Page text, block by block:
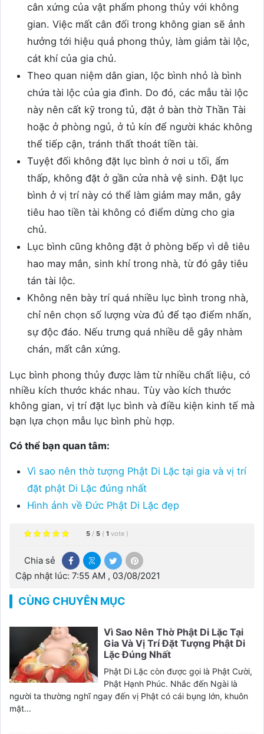
cân xứng của vật phẩm phong thủy với không
gian. Việc mất cân đối trong không gian sẽ ảnh
hưởng tới hiệu quả phong thủy, làm giảm tài lộc,
cát khí của gia chủ.
Theo quan niệm dân gian, lộc bình nhỏ là bình
chứa tài lộc của gia đình. Do đó, các mẫu tài lộc
này nên cất kỹ trong tủ, đặt ở bàn thờ Thần Tài
hoặc ở phòng ngủ, ở tủ kín để người khác không
thể tiếp cận, tránh thất thoát tiền tài.
Tuyệt đối không đặt lục bình ở nơi u tối, ẩm
thấp, không đặt ở gần cửa nhà vệ sinh. Đặt lục
bình ở vị trí này có thể làm giảm may mắn, gây
tiêu hao tiền tài không có điểm dừng cho gia
chủ.
Lục bình cũng không đặt ở phòng bếp vì dễ tiêu
hao may mắn, sinh khí trong nhà, từ đó gây tiêu
tán tài lộc.
Không nên bày trí quá nhiều lục bình trong nhà,
chỉ nên chọn số lượng vừa đủ để tạo điểm nhấn,
sự độc đáo. Nếu trưng quá nhiều dễ gây nhàm
chán, mất cân xứng.
Lục bình phong thủy được làm từ nhiều chất liệu, có
nhiều kích thước khác nhau. Tùy vào kích thước
không gian, vị trí đặt lục bình và điều kiện kinh tế mà
bạn lựa chọn mẫu lục bình phù hợp.
Có thể bạn quan tâm:
Vì sao nên thờ tượng Phật Di Lặc tại gia và vị trí
đặt phật Di Lặc đúng nhất
Hình ảnh về Đức Phật Di Lặc đẹp
5 / 5 ( 1 vote )
Chia sẻ
Cập nhật lúc: 7:55 AM , 03/08/2021
CÙNG CHUYÊN MỤC
Vì Sao Nên Thờ Phật Di Lặc Tại
Gia Và Vị Trí Đặt Tượng Phật Di
Lặc Đúng Nhất
Phật Di Lặc còn được gọi là Phật Cười,
Phật Hạnh Phúc. Nhắc đến Ngài là
người ta thường nghĩ ngay đến vị Phật có cái bụng lớn, khuôn
mặt...